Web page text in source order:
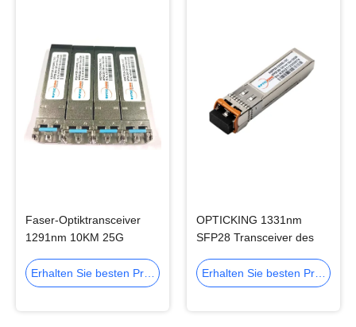
Faser-Optiktransceiver
1291nm 10KM 25G
OPTICKING
Erhalten Sie besten Preis
OPTICKING 1331nm
SFP28 Transceiver des
Erhalten Sie besten Preis